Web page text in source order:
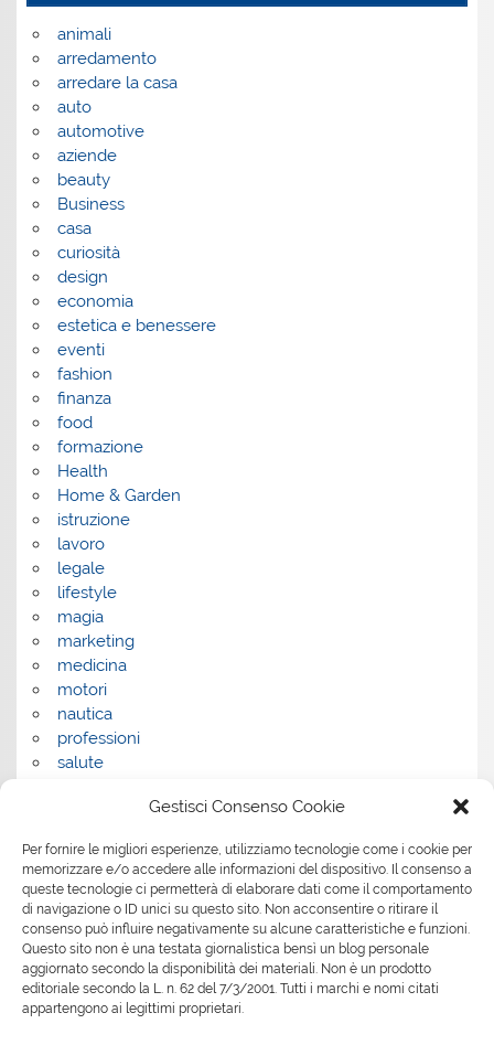
Gestisci Consenso Cookie
Per fornire le migliori esperienze, utilizziamo tecnologie come i cookie per
memorizzare e/o accedere alle informazioni del dispositivo. Il consenso a
queste tecnologie ci permetterà di elaborare dati come il comportamento
di navigazione o ID unici su questo sito. Non acconsentire o ritirare il
consenso può influire negativamente su alcune caratteristiche e funzioni.
Questo sito non è una testata giornalistica bensì un blog personale
aggiornato secondo la disponibilità dei materiali. Non è un prodotto
editoriale secondo la L. n. 62 del 7/3/2001. Tutti i marchi e nomi citati
appartengono ai legittimi proprietari.
animali
arredamento
arredare la casa
auto
automotive
aziende
beauty
Business
casa
curiosità
design
economia
estetica e benessere
eventi
fashion
finanza
food
formazione
Health
Home & Garden
istruzione
lavoro
legale
lifestyle
magia
marketing
medicina
motori
nautica
professioni
salute
servizi per le aziende
shopping
sport
Tech
tecnologia
travel
Uncategorized